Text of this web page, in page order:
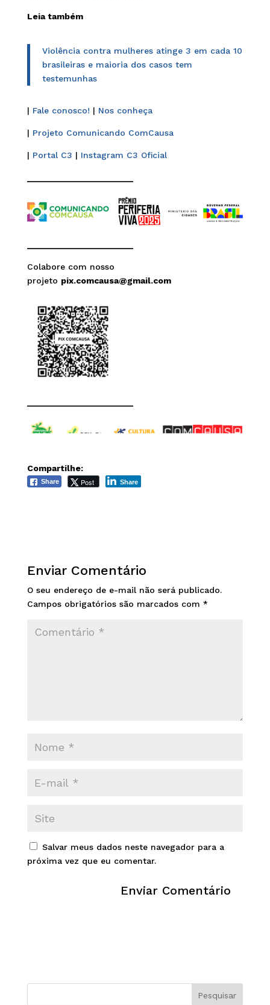
Leia também
Violência contra mulheres atinge 3 em cada 10
brasileiras e maioria dos casos tem
testemunhas
| Fale conosco! | Nos conheça
| Projeto Comunicando ComCausa
| Portal C3 | Instagram C3 Oficial
Colabore com nosso
projeto pix.comcausa@gmail.com
Compartilhe:
Share Post Share
Enviar Comentário
O seu endereço de e-mail não será publicado.
Campos obrigatórios são marcados com *
Salvar meus dados neste navegador para a
próxima vez que eu comentar.
Pesquisar